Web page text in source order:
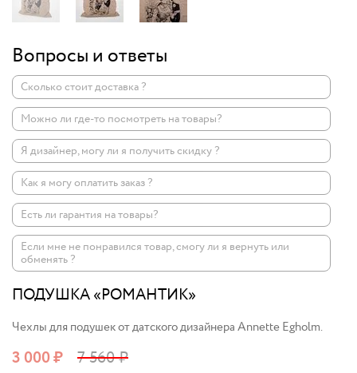
Вопросы и ответы
Сколько стоит доставка ?
Можно ли где-то посмотреть на товары?
Я дизайнер, могу ли я получить скидку ?
Как я могу оплатить заказ ?
Есть ли гарантия на товары?
Если мне не понравился товар, смогу ли я вернуть или
обменять ?
ПОДУШКА «РОМАНТИК»
Чехлы для подушек от датского дизайнера Annette Egholm.
3 000₽ 7 560₽